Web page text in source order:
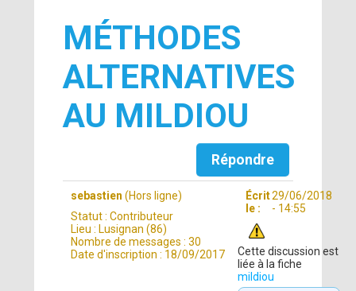
MÉTHODES
ALTERNATIVES
AU MILDIOU
Répondre
sebastien (Hors ligne)
Statut : Contributeur
Lieu : Lusignan (86)
Nombre de messages : 30
Date d'inscription : 18/09/2017
Écrit
le :
29/06/2018
- 14:55
Cette discussion est
liée à la fiche
mildiou